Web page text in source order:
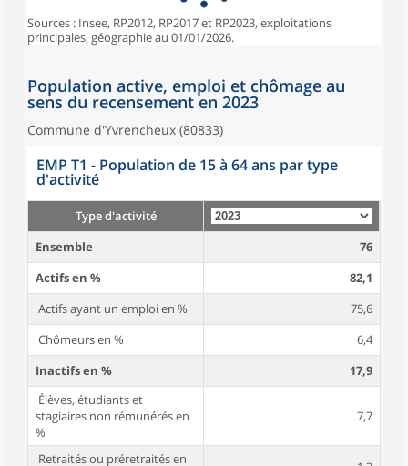
Sources : Insee, RP2012, RP2017 et RP2023, exploitations
principales, géographie au 01/01/2026.
Population active, emploi et chômage au
sens du recensement en 2023
Commune d'Yvrencheux (80833)
EMP T1 - Population de 15 à 64 ans par type
d'activité
Type d'activité
Ensemble
76
Actifs en %
82,1
Actifs ayant un emploi en %
75,6
Chômeurs en %
6,4
Inactifs en %
17,9
Élèves, étudiants et
stagiaires non rémunérés en
%
7,7
Retraités ou préretraités en